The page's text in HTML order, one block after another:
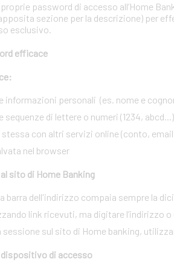
proprie password di accesso all’Home
apposita sezione per la descrizione) per
esclusivo.
efficace
informazioni personali (es. nome e
sequenze di lettere o numeri (1234, abcd...)
stessa con altri servizi online (conto,
nel browser
sito di Home Banking
barra dell'indirizzo compaia sempre la
link ricevuti, ma digitare l’indirizzo
sessione sul sito di Home banking,
di accesso